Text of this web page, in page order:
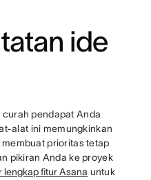
ide
pendapat Anda
alat ini memungkinkan
prioritas tetap
pikiran Anda ke proyek
lengkap fitur Asana untuk